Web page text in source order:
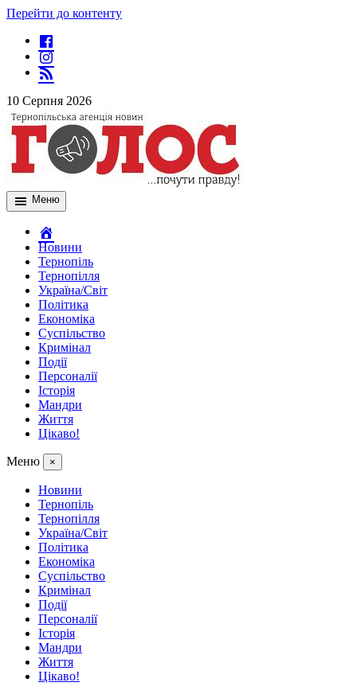
Перейти до контенту
10 Серпня 2026
Меню
Новини
Тернопіль
Тернопілля
Україна/Світ
Політика
Економіка
Суспільство
Кримінал
Події
Персоналії
Історія
Мандри
Життя
Цікаво!
Меню ×
Новини
Тернопіль
Тернопілля
Україна/Світ
Політика
Економіка
Суспільство
Кримінал
Події
Персоналії
Історія
Мандри
Життя
Цікаво!